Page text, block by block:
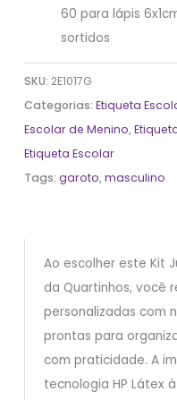
60 para lápis
sortidos
SKU: 2E1017G
Categorias:Etiqueta
Escolar de Menino,
Etiqueta Escolar
Tags:garoto,masculino
Ao escolher este Kit
da Quartinhos, você
personalizadas com
prontas para
com praticidade. A
tecnologia HP Látex